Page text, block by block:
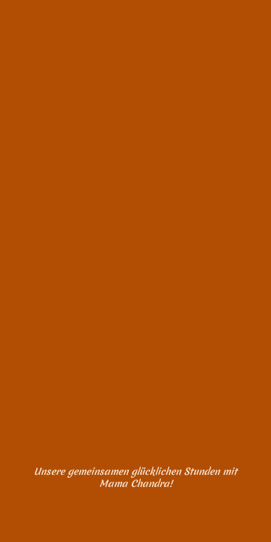
Unsere gemeinsamen glücklichen Stunden mit
Mama Chandra!